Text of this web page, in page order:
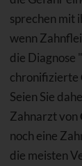
sprechen mit
wenn
die Diagnose "
chronifizierte
Seien Sie
Zahnarzt von
noch eine
die meisten